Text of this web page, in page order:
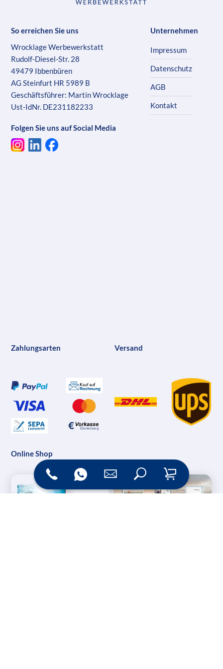
So erreichen Sie uns
Wrocklage Werbewerkstatt
Rudolf-Diesel-Str. 28
49479 Ibbenbüren
AG Steinfurt HR 5989 B
Geschäftsführer: Martin Wrocklage
Ust-IdNr. DE231182233
Folgen Sie uns auf Social Media
Unternehmen
Impressum
Datenschutz
AGB
Kontakt
Zahlungsarten Versand
Online Shop